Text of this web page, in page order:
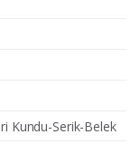
Kundu-Serik-Belek